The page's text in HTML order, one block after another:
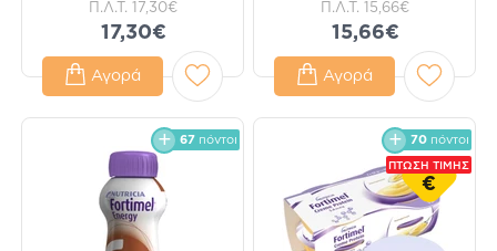
Π.Λ.Τ. 17,30€
17,30€
Αγορά
Π.Λ.Τ. 15,66€
15,66€
Αγορά
67 πόντοι 70 πόντοι
ΠΤΩΣΗ ΤΙΜΗΣ
€